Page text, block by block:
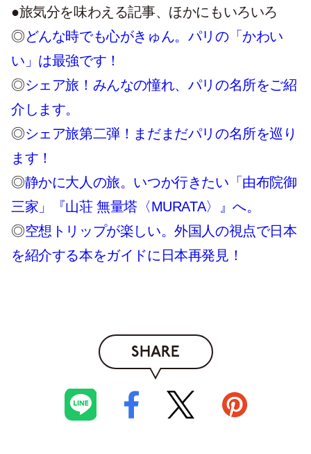
●旅気分を味わえる記事、ほかにもいろいろ
◎どんな時でも心がきゅん。パリの「かわい
い」は最強です！
◎シェア旅！みんなの憧れ、パリの名所をご紹
介します。
◎シェア旅第二弾！まだまだパリの名所を巡り
ます！
◎静かに大人の旅。いつか行きたい「由布院御
三家」『山荘 無量塔〈MURATA〉』へ。
◎空想トリップが楽しい。外国人の視点で日本
を紹介する本をガイドに日本再発見！
SHARE